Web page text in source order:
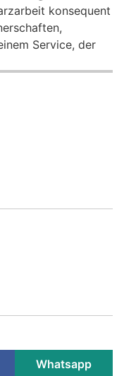
konsequent
Service, der
Whatsapp